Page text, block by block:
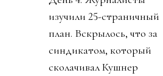
изучили 25-страничный
план. Вскрылось, что за
синдикатом, который
сколачивал Кушнер